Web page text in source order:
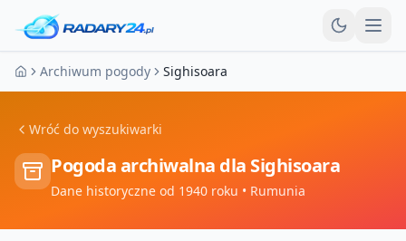
Strona główna
Archiwum pogody Sighisoara
Wróć do wyszukiwarki
Pogoda archiwalna dla Sighisoara
Dane historyczne od 1940 roku • Rumunia